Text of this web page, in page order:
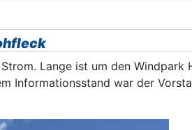
Lange ist um den
Informationsstand war der